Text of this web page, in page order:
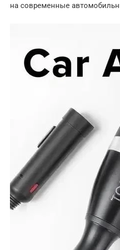
на современные